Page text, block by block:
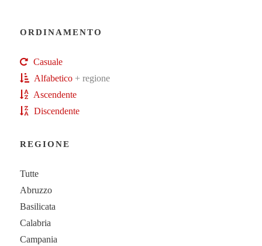
ORDINAMENTO
Casuale
Alfabetico + regione
Ascendente
Discendente
REGIONE
Tutte
Abruzzo
Basilicata
Calabria
Campania